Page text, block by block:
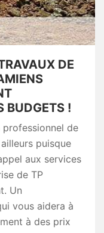
DE
BUDGETS !
professionnel de
puisque
aux services
de TP
Un
vous aidera à
à des prix